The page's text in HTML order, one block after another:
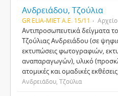
Ανδρειάδου, Τζούλια
GR ELIA-MIET Α.Ε. 15/11 Αρχείο
Αντιπροσωπευτικά δείγματα
Τζούλιας Ανδρειάδου (σε
εκτυπώσεις φωτογραφιών,
αναπαραγωγών), υλικό
ατομικές και ομαδικές
Ανδρειάδου, Τζούλια